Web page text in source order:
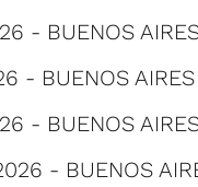
- BUENOS
- BUENOS
- BUENOS
- BUENOS